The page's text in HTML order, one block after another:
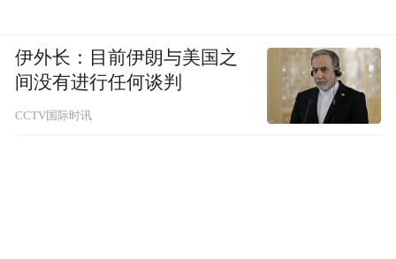
伊外长：目前伊朗与美国之
间没有进行任何谈判
CCTV国际时讯